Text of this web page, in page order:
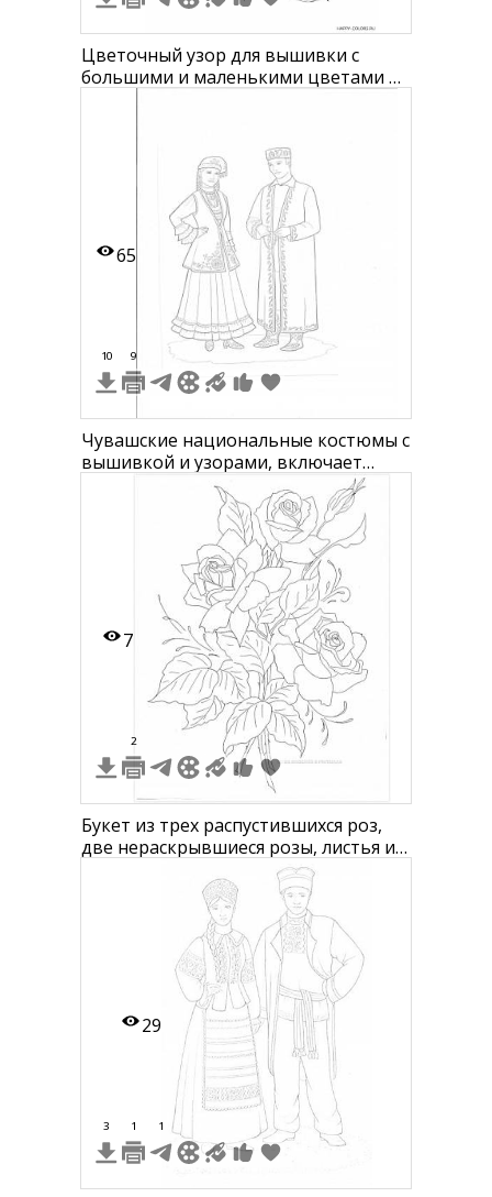
Цветочный узор для вышивки с
большими и маленькими цветами и
65
10 9
Чувашские национальные костюмы с
вышивкой и узорами, включает
платье, жилет, головной убор и
сапоги у женщины и рубаху, длинный
кафтан, шапку и сапоги у мужчины
7
2
Букет из трех распустившихся роз,
две нераскрывшиеся розы, листья и
29
3 1 1